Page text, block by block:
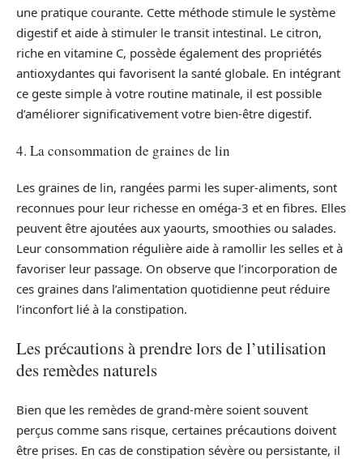
une pratique courante. Cette méthode stimule le système
digestif et aide à stimuler le transit intestinal. Le citron,
riche en vitamine C, possède également des propriétés
antioxydantes qui favorisent la santé globale. En intégrant
ce geste simple à votre routine matinale, il est possible
d’améliorer significativement votre bien-être digestif.
4. La consommation de graines de lin
Les graines de lin, rangées parmi les super-aliments, sont
reconnues pour leur richesse en oméga-3 et en fibres. Elles
peuvent être ajoutées aux yaourts, smoothies ou salades.
Leur consommation régulière aide à ramollir les selles et à
favoriser leur passage. On observe que l’incorporation de
ces graines dans l’alimentation quotidienne peut réduire
l’inconfort lié à la constipation.
Les précautions à prendre lors de l’utilisation
des remèdes naturels
Bien que les remèdes de grand-mère soient souvent
perçus comme sans risque, certaines précautions doivent
être prises. En cas de constipation sévère ou persistante, il